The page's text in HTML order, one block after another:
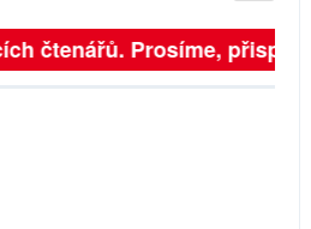
Prosíme, přispějte. ➥